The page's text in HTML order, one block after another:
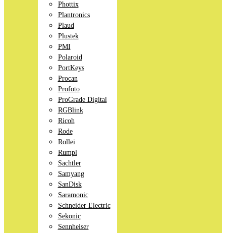
Phottix
Plantronics
Plaud
Plustek
PMI
Polaroid
PortKeys
Procan
Profoto
ProGrade Digital
RGBlink
Ricoh
Rode
Rollei
Rumpl
Sachtler
Samyang
SanDisk
Saramonic
Schneider Electric
Sekonic
Sennheiser